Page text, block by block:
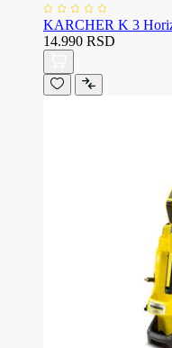
KARCHER K 3
14.990 RSD